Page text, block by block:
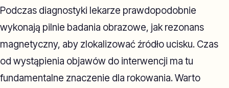
Podczas diagnostyki lekarze prawdopodobnie
wykonają pilnie badania obrazowe, jak rezonans
magnetyczny, aby zlokalizować źródło ucisku. Czas
od wystąpienia objawów do interwencji ma tu
fundamentalne znaczenie dla rokowania. Warto